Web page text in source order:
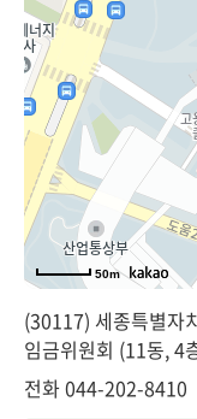
50m
(30117) 세종특별자
임금위원회 (11동, 4
전화044-202-8410